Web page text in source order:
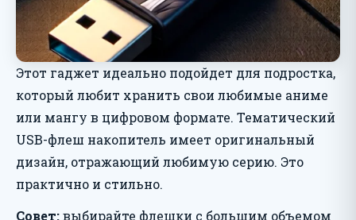
Этот гаджет идеально подойдет для подростка,
который любит хранить свои любимые аниме
или мангу в цифровом формате. Тематический
USB-флеш накопитель имеет оригинальный
дизайн, отражающий любимую серию. Это
практично и стильно.
Совет:выбирайте флешки с большим объемом